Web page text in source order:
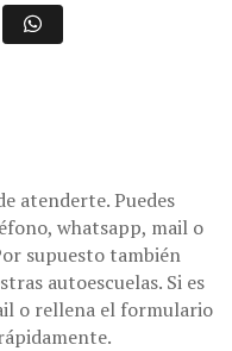
atenderte. Puedes
whatsapp, mail o
supuesto también
autoescuelas. Si es
o rellena el formulario